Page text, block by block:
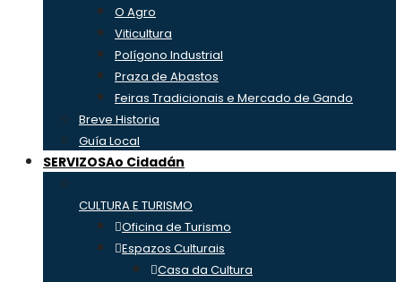
O Agro
Viticultura
Polígono Industrial
Praza de Abastos
Feiras Tradicionais e Mercado de Gando
Breve Historia
Guía Local
SERVIZOSAo Cidadán
CULTURA E TURISMO
Oficina de Turismo
Espazos Culturais
Casa da Cultura